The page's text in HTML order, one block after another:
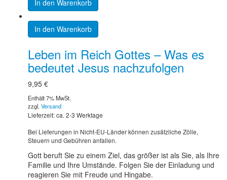
In den Warenkorb
In den Warenkorb
Leben im Reich Gottes – Was es
bedeutet Jesus nachzufolgen
9,95 €
Enthält 7% MwSt.
zzgl. Versand
Lieferzeit: ca. 2-3 Werktage
Bei Lieferungen in Nicht-EU-Länder können zusätzliche Zölle,
Steuern und Gebühren anfallen.
Gott beruft Sie zu einem Ziel, das größer ist als Sie, als Ihre
Familie und Ihre Umstände. Folgen Sie der Einladung und
reagieren Sie mit Freude und Hingabe.